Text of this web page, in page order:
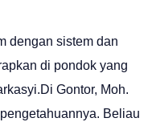
dengan sistem dan
di pondok yang
Gontor, Moh.
Beliau